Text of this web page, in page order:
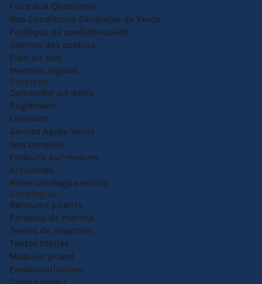
Foire aux Questions
Nos Conditions Générales de Vente
Politique de confidentialité
Gestion des cookies
Plan du site
Mention légales
Services
Demander un devis
Réglement
Livraison
Service Après-Vente
Nos conseils
Produits sur-mesure
Actualités
Notre catalogue online
Catalogue
Barnums pliants
Parasols de marché
Tentes de réception
Tentes Etoiles
Mobilier pliant
Personnalisation